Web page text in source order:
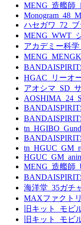
MENG_造艦師
ハセガワ_72_
MENG_WWT_
アカデミー科学
HGAC_リーオ
アオシマ_SD_
MENG_造艦師
海洋堂_35ガチ
MAXファクト
旧キット_モビ
旧キット_モビ